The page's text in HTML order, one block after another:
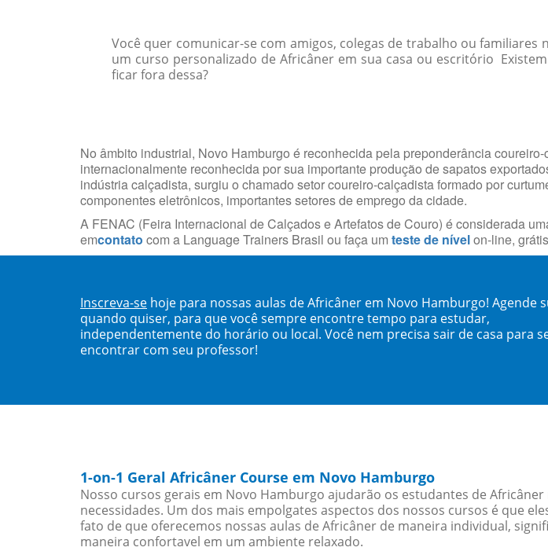
Você quer comunicar-se com amigos, colegas de trabalho ou
um curso personalizado de Africâner em sua casa ou escritório
ficar fora dessa?
No âmbito industrial, Novo Hamburgo é reconhecida pela preponderância
internacionalmente reconhecida por sua importante produção de sapatos
indústria calçadista, surgiu o chamado setor coureiro-calçadista formado por
componentes eletrônicos, importantes setores de emprego da cidade.
A FENAC (Feira Internacional de Calçados e Artefatos de Couro) é considerada
emcontato com a Language Trainers Brasil ou faça um teste de nívelon-line,
Inscreva-se hoje para nossas aulas de Africâner em Novo Hamburgo! Agende
quando quiser, para que você sempre encontre tempo para estudar,
independentemente do horário ou local. Você nem precisa sair de casa para
encontrar com seu professor!
1-on-1 Geral Africâner Course em Novo Hamburgo
Nosso cursos gerais em Novo Hamburgo ajudarão os estudantes de
necessidades. Um dos mais empolgates aspectos dos nossos cursos é que
fato de que oferecemos nossas aulas de Africâner de maneira individual,
maneira confortavel em um ambiente relaxado.